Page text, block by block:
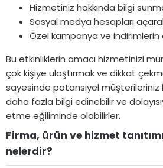
Hizmetiniz hakkında bilgi
Sosyal medya hesapları
Özel kampanya ve
Bu etkinliklerin amacı hizmetinizi
çok kişiye ulaştırmak ve dikkat
sayesinde potansiyel müşterileriniz
daha fazla bilgi edinebilir ve
etme eğiliminde olabilirler.
Firma, ürün ve hizmet
nelerdir?​